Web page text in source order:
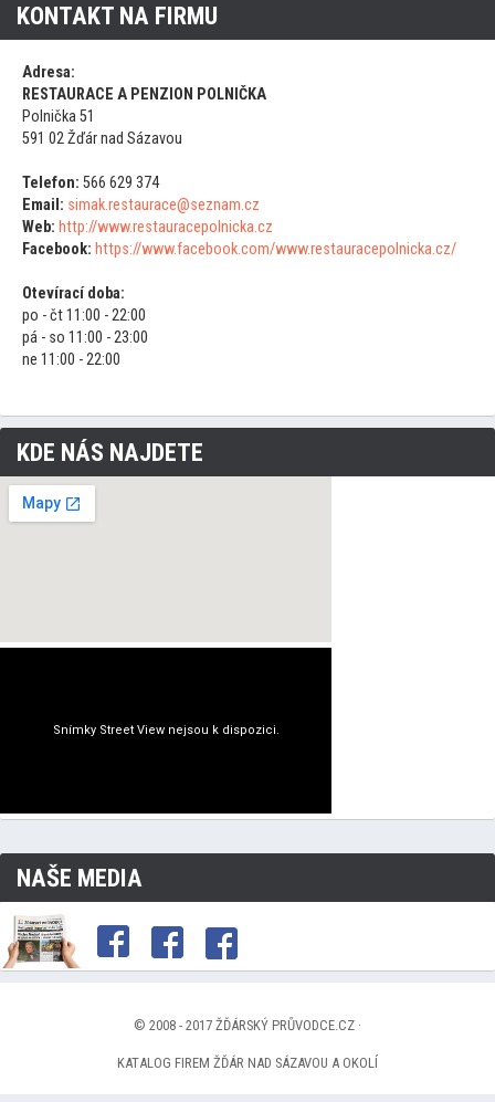
KONTAKT NA FIRMU
Adresa:
RESTAURACE A PENZION POLNIČKA
Polnička 51
591 02 Žďár nad Sázavou
Telefon: 566 629 374
Email: simak.restaurace@seznam.cz
Web: http://www.restauracepolnicka.cz
Facebook: https://www.facebook.com/www.restauracepolnicka.cz/
Otevírací doba:
po - čt 11:00 - 22:00
pá - so 11:00 - 23:00
ne 11:00 - 22:00
KDE NÁS NAJDETE
NAŠE MEDIA
© 2008 - 2017 ŽĎÁRSKÝ PRŮVODCE.CZ ·
KATALOG FIREM ŽĎÁR NAD SÁZAVOU A OKOLÍ